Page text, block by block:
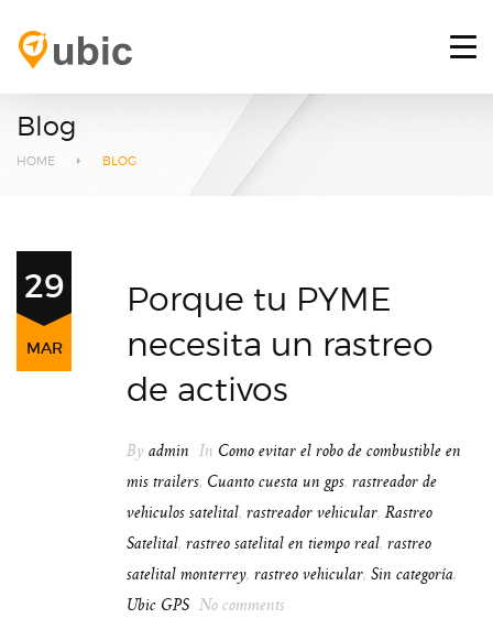
RETOS
PLATAFORMA GPS
CONTACTO
INICIAR SESIÓN
Blog
HOME BLOG
29
MAR
Porque tu PYME
necesita un rastreo
de activos
By admin In Como evitar el robo de combustible en
mis trailers, Cuanto cuesta un gps, rastreador de
vehiculos satelital, rastreador vehicular, Rastreo
Satelital, rastreo satelital en tiempo real, rastreo
satelital monterrey, rastreo vehicular, Sin categoría,
Ubic GPS No comments